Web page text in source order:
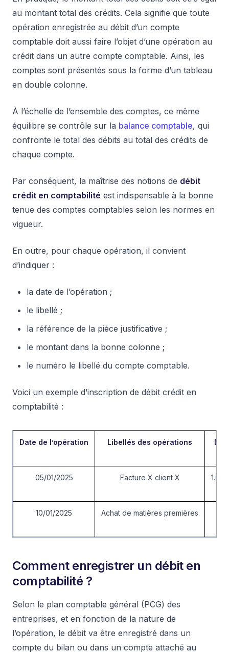
au montant total des crédits. Cela signifie que toute
opération enregistrée au débit d’un compte
comptable doit aussi faire l’objet d’une opération au
crédit dans un autre compte comptable. Ainsi, les
comptes sont présentés sous la forme d’un tableau
en double colonne.
À l’échelle de l’ensemble des comptes, ce même
équilibre se contrôle sur la balance comptable, qui
confronte le total des débits au total des crédits de
chaque compte.
Par conséquent, la maîtrise des notions de débit
crédit en comptabilité est indispensable à la bonne
tenue des comptes comptables selon les normes en
vigueur.
En outre, pour chaque opération, il convient
d’indiquer :
la date de l’opération ;
le libellé ;
la référence de la pièce justificative ;
le montant dans la bonne colonne ;
le numéro le libellé du compte comptable.
Voici un exemple d’inscription de débit crédit en
comptabilité :
Date de l’opération Libellés des opérations
05/01/2025 Facture X client X
10/01/2025 Achat de matières premières
Comment enregistrer un débit en
comptabilité ?
Selon le plan comptable général (PCG) des
entreprises, et en fonction de la nature de
l’opération, le débit va être enregistré dans un
compte du bilan ou dans un compte attaché au